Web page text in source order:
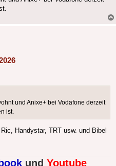
und Anixe+ bei Vodafone derzeit
ist.
Handystar, TRT usw. und Bibel
und Youtube